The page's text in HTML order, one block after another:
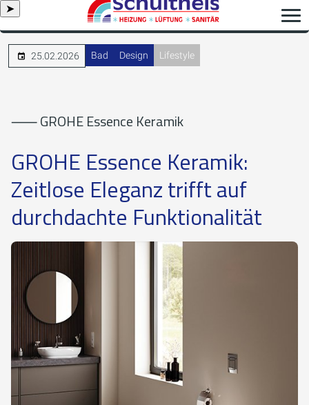
➤
25.02.2026 Bad Design Lifestyle
⸺ GROHE Essence Keramik
GROHE Essence Keramik:
Zeitlose Eleganz trifft auf
durchdachte Funktionalität